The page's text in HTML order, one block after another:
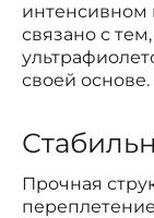
интенсивном
связано с
своей основе.
Прочная